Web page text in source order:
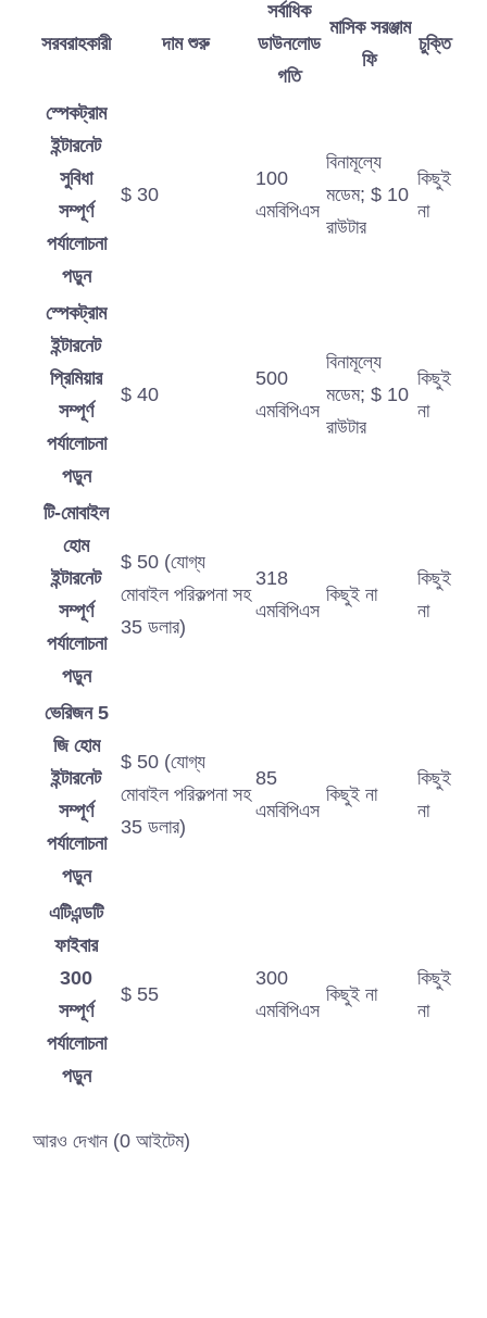
সরবরাহকারী দাম শুরু
সর্বাধিক
ডাউনলোড
গতি
মাসিক সরঞ্জাম
ফি
চুক্তি
স্পেকট্রাম
ইন্টারনেট
সুবিধা
সম্পূর্ণ
পর্যালোচনা
পড়ুন
$ 30
100
এমবিপিএস
বিনামূল্যে
মডেম; $ 10
রাউটার
কিছুই
না
স্পেকট্রাম
ইন্টারনেট
প্রিমিয়ার
সম্পূর্ণ
পর্যালোচনা
পড়ুন
$ 40
500
এমবিপিএস
বিনামূল্যে
মডেম; $ 10
রাউটার
কিছুই
না
টি-মোবাইল
হোম
ইন্টারনেট
সম্পূর্ণ
পর্যালোচনা
পড়ুন
$ 50 (যোগ্য
মোবাইল পরিকল্পনা সহ
35 ডলার)
318
এমবিপিএস
কিছুই না
কিছুই
না
ভেরিজন 5
জি হোম
ইন্টারনেট
সম্পূর্ণ
পর্যালোচনা
পড়ুন
$ 50 (যোগ্য
মোবাইল পরিকল্পনা সহ
35 ডলার)
85
এমবিপিএস
কিছুই না
কিছুই
না
এটিএন্ডটি
ফাইবার
300
সম্পূর্ণ
পর্যালোচনা
পড়ুন
$ 55
300
এমবিপিএস
কিছুই না
কিছুই
না
আরও দেখান (0 আইটেম)